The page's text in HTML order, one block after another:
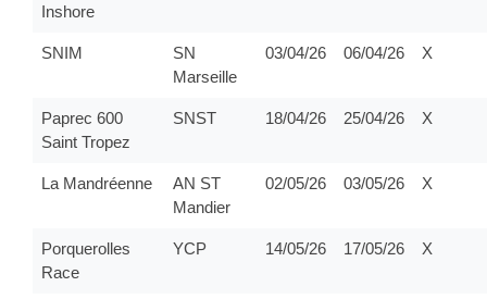
Inshore
SNIM
SN
Marseille
03/04/26 06/04/26 X
Paprec 600
Saint Tropez
SNST 18/04/26 25/04/26 X
La Mandréenne
AN ST
Mandier
02/05/26 03/05/26 X
Porquerolles
Race
YCP 14/05/26 17/05/26 X